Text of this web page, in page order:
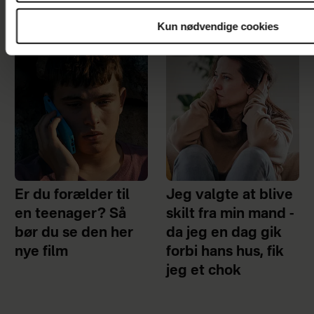
Kun nødvendige cookies
Er du forælder til
en teenager? Så
bør du se den her
nye film
Jeg valgte at blive
skilt fra min mand -
da jeg en dag gik
forbi hans hus, fik
jeg et chok